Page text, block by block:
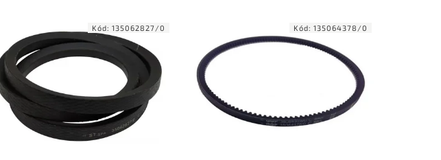
Kód:135062827/0 Kód:135064378/0